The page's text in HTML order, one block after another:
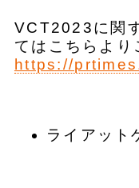
VCT2023に関
てはこちらより
https://
ライアット